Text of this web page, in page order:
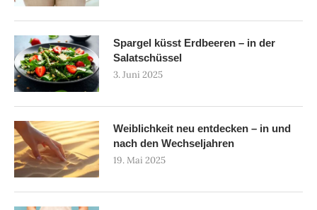
Spargel küsst Erdbeeren – in der
Salatschüssel
3. Juni 2025
Weiblichkeit neu entdecken – in und
nach den Wechseljahren
19. Mai 2025